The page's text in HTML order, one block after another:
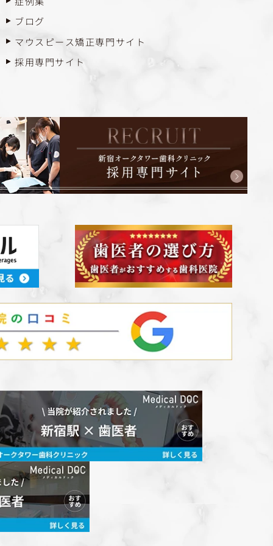
ブログ
マウスピース矯正専門サイト
採用専門サイト